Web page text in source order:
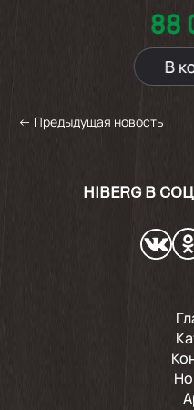
88
В
← Предыдущая новость
HIBERG В